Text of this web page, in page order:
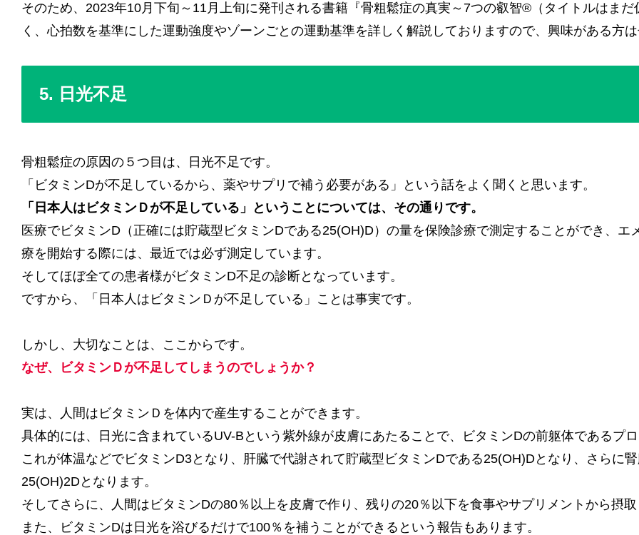
そのため、2023年10月下旬～11月上旬に発刊される書籍『骨粗鬆症の真実～7つの叡智®（タイトルはま
く、心拍数を基準にした運動強度やゾーンごとの運動基準を詳しく解説しておりますので、興味がある方
5. 日光不足
骨粗鬆症の原因の５つ目は、日光不足です。
「ビタミンDが不足しているから、薬やサプリで補う必要がある」という話をよく聞くと思います。
「日本人はビタミンＤが不足している」ということについては、その通りです。
医療でビタミンD（正確には貯蔵型ビタミンDである25(OH)D）の量を保険診療で測定することができ、
療を開始する際には、最近では必ず測定しています。
そしてほぼ全ての患者様がビタミンD不足の診断となっています。
ですから、「日本人はビタミンＤが不足している」ことは事実です。
しかし、大切なことは、ここからです。
なぜ、ビタミンＤが不足してしまうのでしょうか？
実は、人間はビタミンＤを体内で産生することができます。
具体的には、日光に含まれているUV-Bという紫外線が皮膚にあたることで、ビタミンDの前躯体であるプ
これが体温などでビタミンD3となり、肝臓で代謝されて貯蔵型ビタミンDである25(OH)Dとなり、さらに
25(OH)2Dとなります。
そしてさらに、人間はビタミンDの80％以上を皮膚で作り、残りの20％以下を食事やサプリメントから摂
また、ビタミンDは日光を浴びるだけで100％を補うことができるという報告もあります。